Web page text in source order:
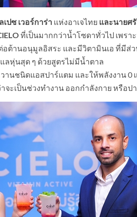
เปซ เวอร์การ่า แห่งอาเจไทย และนายศ
ที่เป็นมากกว่าน้ำโซดาทั่วไป เพรา
อต้านอนุมูลอิสระ และมีวิตามินเอ ที่มี
หุ่นสุด ๆ ด้วยสูตรไม่มีน้ำตาล
านชนิดแอสปาร์แตม และให้พลังงาน 0
จะเป็นช่วงทำงาน ออกกำลังกาย หรือป